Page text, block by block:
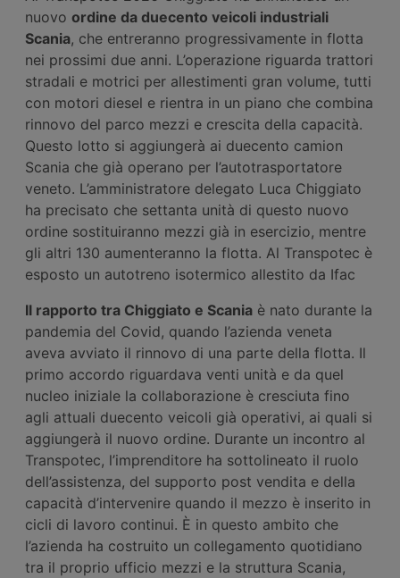
nuovo ordine da duecento veicoli industriali
Scania, che entreranno progressivamente in flotta
nei prossimi due anni. L’operazione riguarda trattori
stradali e motrici per allestimenti gran volume, tutti
con motori diesel e rientra in un piano che combina
rinnovo del parco mezzi e crescita della capacità.
Questo lotto si aggiungerà ai duecento camion
Scania che già operano per l’autotrasportatore
veneto. L’amministratore delegato Luca Chiggiato
ha precisato che settanta unità di questo nuovo
ordine sostituiranno mezzi già in esercizio, mentre
gli altri 130 aumenteranno la flotta. Al Transpotec è
esposto un autotreno isotermico allestito da Ifac
Il rapporto tra Chiggiato e Scania è nato durante la
pandemia del Covid, quando l’azienda veneta
aveva avviato il rinnovo di una parte della flotta. Il
primo accordo riguardava venti unità e da quel
nucleo iniziale la collaborazione è cresciuta fino
agli attuali duecento veicoli già operativi, ai quali si
aggiungerà il nuovo ordine. Durante un incontro al
Transpotec, l’imprenditore ha sottolineato il ruolo
dell’assistenza, del supporto post vendita e della
capacità d’intervenire quando il mezzo è inserito in
cicli di lavoro continui. È in questo ambito che
l’azienda ha costruito un collegamento quotidiano
tra il proprio ufficio mezzi e la struttura Scania,